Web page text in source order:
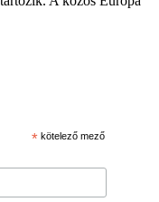
* kötelező mező